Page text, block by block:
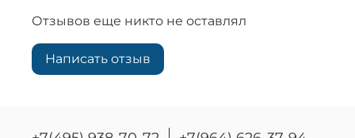
Отзывов еще никто не оставлял
Написать отзыв